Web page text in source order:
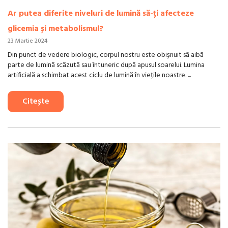
Ar putea diferite niveluri de lumină să-ți afecteze
glicemia și metabolismul?
23 Martie 2024
Din punct de vedere biologic, corpul nostru este obișnuit să aibă
parte de lumină scăzută sau întuneric după apusul soarelui. Lumina
artificială a schimbat acest ciclu de lumină în viețile noastre. ...
Citește